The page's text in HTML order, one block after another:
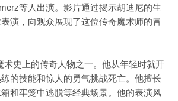
等人出演。影片通过揭示胡迪尼的生
演，向观众展现了这位传奇魔术师的冒
术史上的传奇人物之一。他从年轻时就开
的技能和惊人的勇气挑战死亡。他擅长
和牢笼中逃脱等经典场景。他的表演风